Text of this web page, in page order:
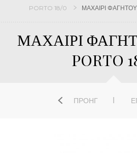
PORTO 18/0
ΜΑΧΑΙΡΙ
ΜΑΧΑΙΡΙ
PORTO
ΠΡΟΗΓ